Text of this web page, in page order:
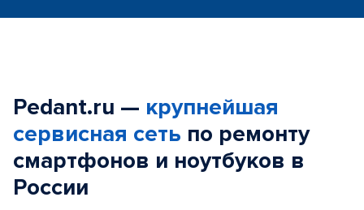
Pedant.ru — крупнейшая
сервисная сеть по ремонту
смартфонов и ноутбуков в
России